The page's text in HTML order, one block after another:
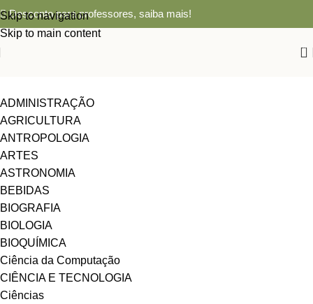
Skip to navigation
Skip to main content
Desconto para professores, saiba mais!
0
ADMINISTRAÇÃO
AGRICULTURA
ANTROPOLOGIA
ARTES
ASTRONOMIA
BEBIDAS
BIOGRAFIA
BIOLOGIA
BIOQUÍMICA
Ciência da Computação
CIÊNCIA E TECNOLOGIA
Ciências